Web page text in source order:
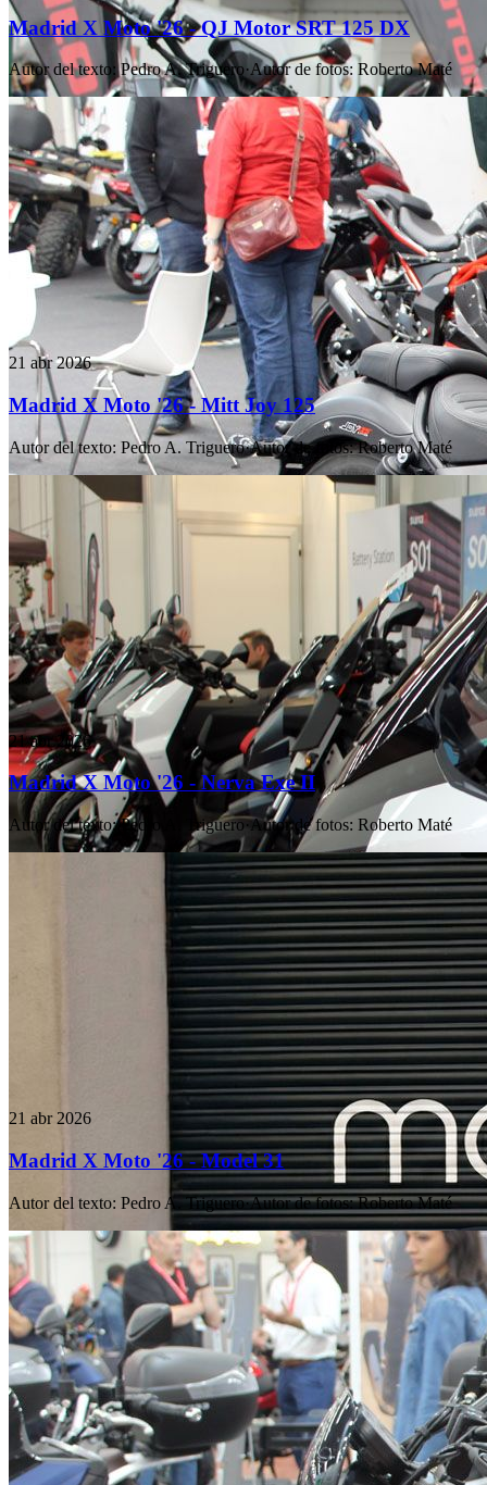
Madrid X Moto '26 - QJ Motor SRT 125 DX
Autor del texto: Pedro A. Triguero·Autor de fotos: Roberto Maté
21 abr 2026
Madrid X Moto '26 - Mitt Joy 125
Autor del texto: Pedro A. Triguero·Autor de fotos: Roberto Maté
21 abr 2026
Madrid X Moto '26 - Nerva Exe II
Autor del texto: Pedro A. Triguero·Autor de fotos: Roberto Maté
21 abr 2026
Madrid X Moto '26 - Model 31
Autor del texto: Pedro A. Triguero·Autor de fotos: Roberto Maté